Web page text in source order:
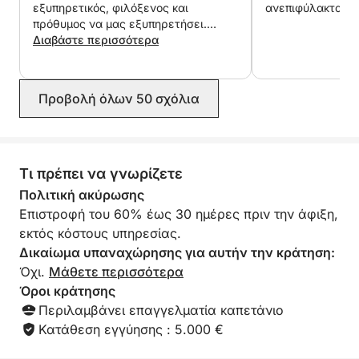
απολαύστε την απόλυτη σιωπή της θάλασσας στο
τέλος της ημέρας.
Επαγγελματίας καπετάνιος (διακριτικός και
προσεκτικός στις ανάγκες σας).
Πιατέλα ορεκτικών με φρέσκα προϊόντα.
Προσαρμόσιμη μουσική υπόκρουση (σύνδεση
Bluetooth στο πλοίο).
Περιλαμβάνονται καύσιμα (για απόλυτη ηρεμία).
εξυπηρετικός, φιλόξενος και
πρόθυμος να μας εξυπηρετήσει.
Έκανε τα πάντα για να μας
όμορφη μέρα. Σας προτείνουμε τον
Ολιβιέ χωρίς δισταγμό!
Διαβάστε περισσότερα
ανεπιφύλακτα.
Προβολή όλων 50 σχόλια
Τι πρέπει να γνωρίζετε
Πολιτική ακύρωσης
Επιστροφή του 60% έως 30 ημέρες πριν την άφιξη,
εκτός κόστους υπηρεσίας.
Δικαίωμα υπαναχώρησης για αυτήν την κράτηση:
Όχι. Μάθετε περισσότερα
Όροι κράτησης
Περιλαμβάνει επαγγελματία καπετάνιο
Κατάθεση εγγύησης : 5.000 €